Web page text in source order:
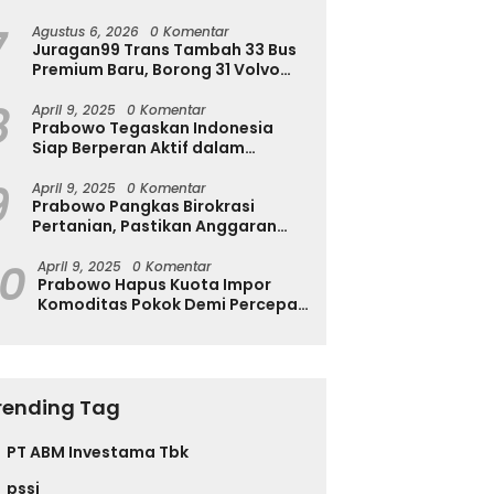
Agustus 6, 2026 0 Komentar
Juragan99 Trans Tambah 33 Bus
Premium Baru, Borong 31 Volvo
di GIIAS 2026
April 9, 2025 0 Komentar
Prabowo Tegaskan Indonesia
Siap Berperan Aktif dalam
April 9, 2025 0 Komentar
Prabowo Pangkas Birokrasi
Pertanian, Pastikan Anggaran
April 9, 2025 0 Komentar
Prabowo Hapus Kuota Impor
Komoditas Pokok Demi Percepat
Tag
PT ABM Investama Tbk
pssi